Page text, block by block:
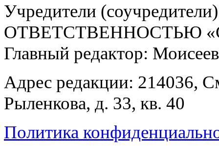
Учредители
ОТВЕТСТВЕННОСТЬЮ
Главный редактор:
Адрес редакции: 214036,
Рыленкова, д. 33, кв. 40
Политика